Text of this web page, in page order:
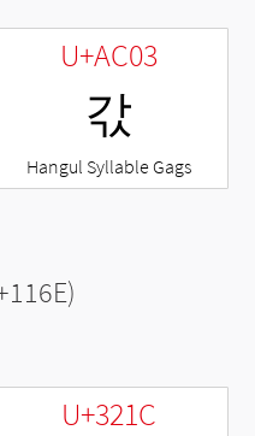
U+AC03
갃
Hangul Syllable Gags
U+321C